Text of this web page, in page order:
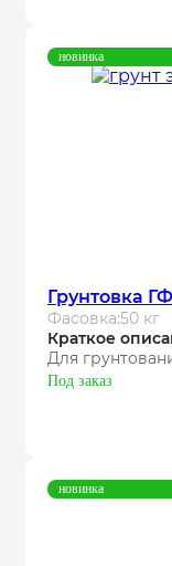
новинка
Грунтовка
Фасовка:50 кг
Краткое
Для
Под заказ
новинка